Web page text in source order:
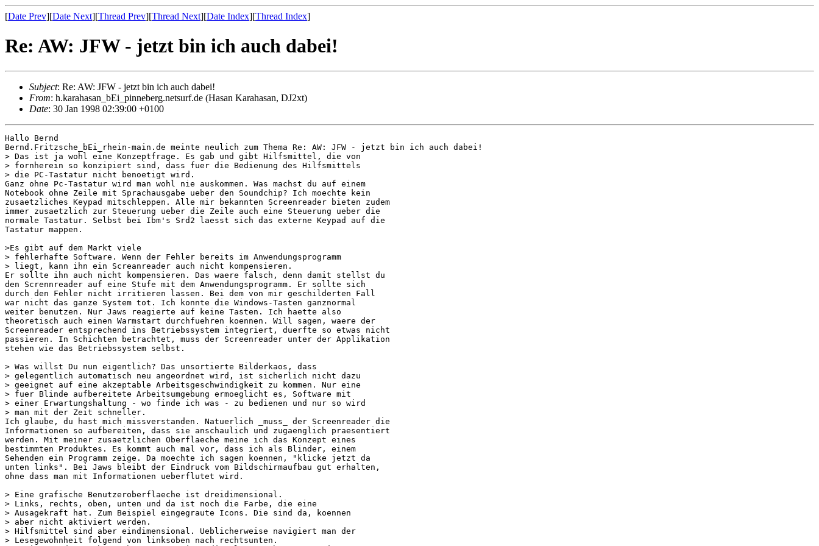
[Date Prev][Date Next][Thread Prev][Thread Next][Date Index][Thread Index]
Re: AW: JFW - jetzt bin ich auch dabei!
Subject: Re: AW: JFW - jetzt bin ich auch dabei!
From: h.karahasan_bEi_pinneberg.netsurf.de (Hasan Karahasan, DJ2xt)
Date: 30 Jan 1998 02:39:00 +0100
Hallo Bernd
Bernd.Fritzsche_bEi_rhein-main.de meinte neulich zum Thema Re: AW: JFW - jetzt bin ich auch dabei!
> Das ist ja wohl eine Konzeptfrage. Es gab und gibt Hilfsmittel, die von
> fornherein so konzipiert sind, dass fuer die Bedienung des Hilfsmittels
> die PC-Tastatur nicht benoetigt wird.
Ganz ohne Pc-Tastatur wird man wohl nie auskommen. Was machst du auf einem
Notebook ohne Zeile mit Sprachausgabe ueber den Soundchip? Ich moechte kein
zusaetzliches Keypad mitschleppen. Alle mir bekannten Screenreader bieten zudem
immer zusaetzlich zur Steuerung ueber die Zeile auch eine Steuerung ueber die
normale Tastatur. Selbst bei Ibm's Srd2 laesst sich das externe Keypad auf die
Tastatur mappen.
>Es gibt auf dem Markt viele
> fehlerhafte Software. Wenn der Fehler bereits im Anwendungsprogramm
> liegt, kann ihn ein Screanreader auch nicht kompensieren.
Er sollte ihn auch nicht kompensieren. Das waere falsch, denn damit stellst du
den Scrennreader auf eine Stufe mit dem Anwendungsprogramm. Er sollte sich
durch den Fehler nicht irritieren lassen. Bei dem von mir geschilderten Fall
war nicht das ganze System tot. Ich konnte die Windows-Tasten ganznormal
weiter benutzen. Nur Jaws reagierte auf keine Tasten. Ich haette also
theoretisch auch einen Warmstart durchfuehren koennen. Will sagen, waere der
Screenreader entsprechend ins Betriebssystem integriert, duerfte so etwas nicht
passieren. In Schichten betrachtet, muss der Screenreader unter der Applikation
stehen wie das Betriebssystem selbst.
> Was willst Du nun eigentlich? Das unsortierte Bilderkaos, dass
> gelegentlich automatisch neu angeordnet wird, ist sicherlich nicht dazu
> geeignet auf eine akzeptable Arbeitsgeschwindigkeit zu kommen. Nur eine
> fuer Blinde aufbereitete Arbeitsumgebung ermoeglicht es, Software mit
> einer Erwartungshaltung - wo finde ich was - zu bedienen und nur so wird
> man mit der Zeit schneller.
Ich glaube, du hast mich missverstanden. Natuerlich _muss_ der Screenreader die
Informationen so aufbereiten, dass sie anschaulich und zugaenglich praesentiert
werden. Mit meiner zusaetzlichen Oberflaeche meine ich das Konzept eines
bestimmten Produktes. Es kommt auch mal vor, dass ich als Blinder, einem
Sehenden ein Programm zeige. Da moechte ich sagen koennen, "klicke jetzt da
unten links". Bei Jaws bleibt der Eindruck vom Bildschirmaufbau gut erhalten,
ohne dass man mit Informationen ueberflutet wird.
> Eine grafische Benutzeroberflaeche ist dreidimensional.
> Links, rechts, oben, unten und da ist noch die Farbe, die eine
> Ausagekraft hat. Zum Beispiel eingegraute Icons. Die sind da, koennen
> aber nicht aktiviert werden.
> Hilfsmittel sind aber eindimensional. Ueblicherweise navigiert man der
> Lesegewohnheit folgend von linksoben nach rechtsunten.